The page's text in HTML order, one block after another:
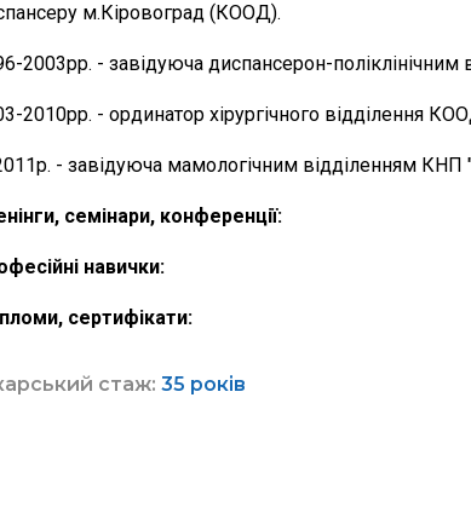
м.Кіровоград (КООД).
2003рр. - завідуюча диспансерон-
2010рр. - ординатор хірургічного відділення
- завідуюча мамологічним відділенням
семінари, конференції:
навички:
сертифікати:
стаж: 35 років